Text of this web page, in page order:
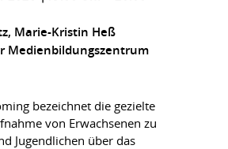
Marie-Kristin Heß
Medienbildungszentrum
bezeichnet die gezielte
von Erwachsenen zu
Jugendlichen über das